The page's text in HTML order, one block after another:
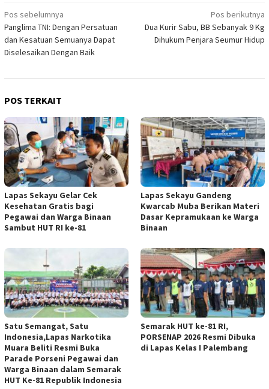
Navigasi
pos
Pos sebelumnya
Panglima TNI: Dengan Persatuan
dan Kesatuan Semuanya Dapat
Diselesaikan Dengan Baik
Pos berikutnya
Dua Kurir Sabu, BB Sebanyak 9 Kg
Dihukum Penjara Seumur Hidup
POS TERKAIT
Lapas Sekayu Gelar Cek
Kesehatan Gratis bagi
Pegawai dan Warga Binaan
Sambut HUT RI ke-81
Lapas Sekayu Gandeng
Kwarcab Muba Berikan Materi
Dasar Kepramukaan ke Warga
Binaan
Satu Semangat, Satu
Indonesia,Lapas Narkotika
Muara Beliti Resmi Buka
Parade Porseni Pegawai dan
Warga Binaan dalam Semarak
HUT Ke-81 Republik Indonesia
Semarak HUT ke-81 RI,
PORSENAP 2026 Resmi Dibuka
di Lapas Kelas I Palembang